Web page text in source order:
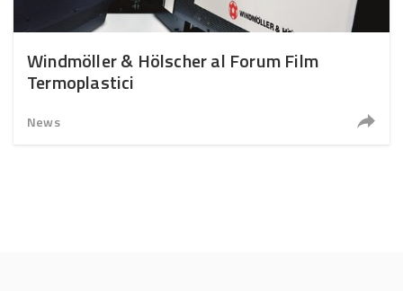
Windmöller & Hölscher al Forum Film
Termoplastici
News